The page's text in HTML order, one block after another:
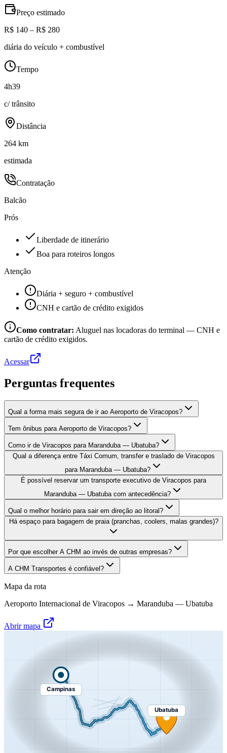
Preço estimado
R$ 140 – R$ 280
diária do veículo + combustível
Tempo
4h39
c/ trânsito
Distância
264 km
estimada
Contratação
Balcão
Prós
Liberdade de itinerário
Boa para roteiros longos
Atenção
Diária + seguro + combustível
CNH e cartão de crédito exigidos
Como contratar: Aluguel nas locadoras do terminal — CNH e
cartão de crédito exigidos.
Acessar
Perguntas frequentes
Qual a forma mais segura de ir ao Aeroporto de Viracopos?
Tem ônibus para Aeroporto de Viracopos?
Como ir de Viracopos para Maranduba — Ubatuba?
Qual a diferença entre Táxi Comum, transfer e traslado de Viracopos
para Maranduba — Ubatuba?
É possível reservar um transporte executivo de Viracopos para
Maranduba — Ubatuba com antecedência?
Qual o melhor horário para sair em direção ao litoral?
Há espaço para bagagem de praia (pranchas, coolers, malas grandes)?
Por que escolher A CHM ao invés de outras empresas?
A CHM Transportes é confiável?
Mapa da rota
Aeroporto Internacional de Viracopos → Maranduba — Ubatuba
Abrir mapa
Campinas
Ubatuba